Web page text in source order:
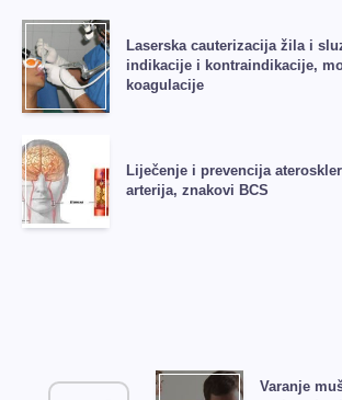
Laserska cauterizacija žila i
indikacije i kontraindikacije,
koagulacije
Liječenje i prevencija
arterija, znakovi BCS
Varanje